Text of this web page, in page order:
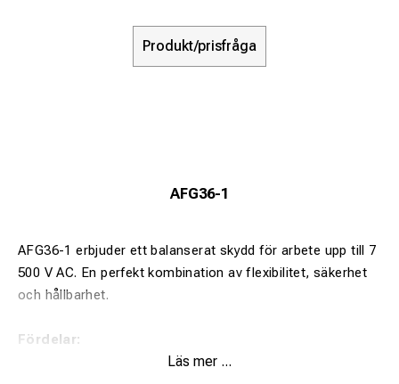
Produkt/prisfråga
AFG36-1
AFG36-1 erbjuder ett balanserat skydd för arbete upp till 7
500 V AC. En perfekt kombination av flexibilitet, säkerhet
och hållbarhet.
Fördelar:
Läs mer ...